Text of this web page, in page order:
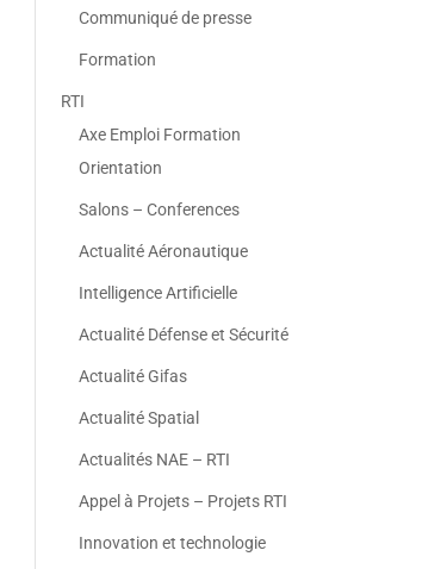
Communiqué de presse
Formation
RTI
Axe Emploi Formation
Orientation
Salons – Conferences
Actualité Aéronautique
Intelligence Artificielle
Actualité Défense et Sécurité
Actualité Gifas
Actualité Spatial
Actualités NAE – RTI
Appel à Projets – Projets RTI
Innovation et technologie